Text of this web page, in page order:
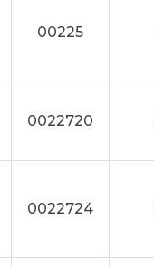
00225
0022720
0022724